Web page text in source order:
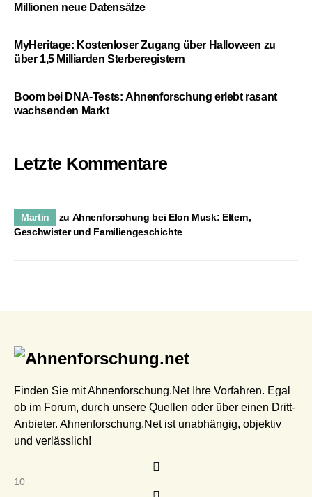
Millionen neue Datensätze
MyHeritage: Kostenloser Zugang über Halloween zu
über 1,5 Milliarden Sterberegistern
Boom bei DNA-Tests: Ahnenforschung erlebt rasant
wachsenden Markt
Letzte Kommentare
Martin zu Ahnenforschung bei Elon Musk: Eltern,
Geschwister und Familiengeschichte
Finden Sie mit Ahnenforschung.Net Ihre Vorfahren. Egal
ob im Forum, durch unsere Quellen oder über einen Dritt-
Anbieter. Ahnenforschung.Net ist unabhängig, objektiv
und verlässlich!
10